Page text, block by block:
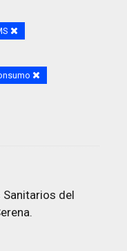
del